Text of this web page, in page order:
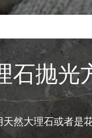
石抛光
天然大理石或者是